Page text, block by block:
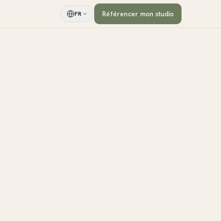
FR Référencer mon studio